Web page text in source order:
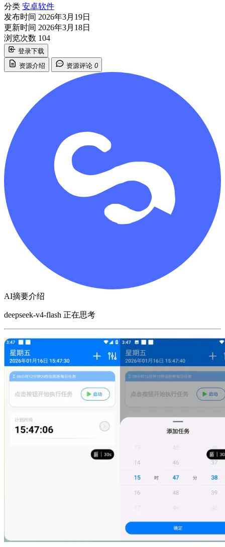
分类 安卓软件
发布时间 2026年3月19日
更新时间 2026年3月18日
浏览次数 104
登录下载
资源介绍
资源评论 0
AI摘要介绍
deepseek-v4-flash 正在思考